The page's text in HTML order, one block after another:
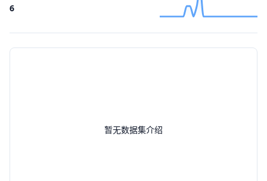
暂无数据集介绍
6